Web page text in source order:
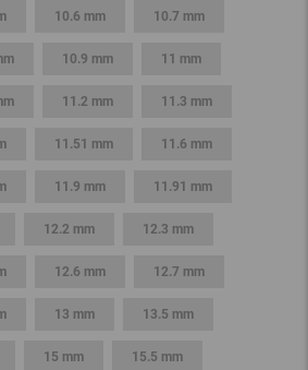
10.6 mm 10.7 mm
10.9 mm 11 mm
11.2 mm 11.3 mm
11.51 mm 11.6 mm
11.9 mm 11.91 mm
12.2 mm 12.3 mm
12.6 mm 12.7 mm
13 mm 13.5 mm
15 mm 15.5 mm